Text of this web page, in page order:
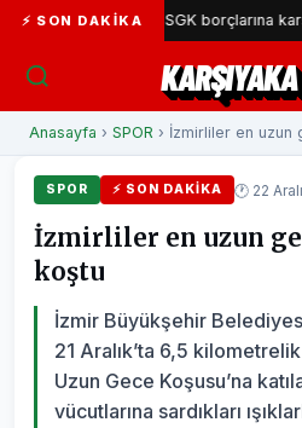
⚡ SON DAKIKA
Belediyesi SGK borçlarına karşılık
Anasayfa › SPOR › İzmirliler en uzun
SPOR ⚡ SON DAKIKA 🕐 22
İzmirliler en uzun
koştu
İzmir Büyükşehir
21 Aralık’ta 6,5
Uzun Gece Koşusu’na
vücutlarına sardıkları